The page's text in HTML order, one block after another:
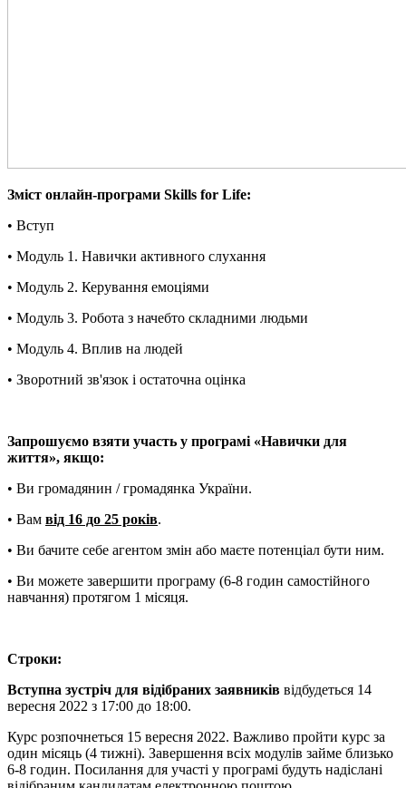
Зміст онлайн-програми Skills for Life:
• Вступ
• Модуль 1. Навички активного слухання
• Модуль 2. Керування емоціями
• Модуль 3. Робота з начебто складними людьми
• Модуль 4. Вплив на людей
• Зворотний зв'язок і остаточна оцінка
Запрошуємо взяти участь у програмі «Навички для
життя», якщо:
• Ви громадянин / громадянка України.
• Вам від 16 до 25 років.
• Ви бачите себе агентом змін або маєте потенціал бути ним.
• Ви можете завершити програму (6-8 годин самостійного
навчання) протягом 1 місяця.
Строки:
Вступна зустріч для відібраних заявників відбудеться 14
вересня 2022 з 17:00 до 18:00.
Курс розпочнеться 15 вересня 2022. Важливо пройти курс за
один місяць (4 тижні). Завершення всіх модулів займе близько
6-8 годин. Посилання для участі у програмі будуть надіслані